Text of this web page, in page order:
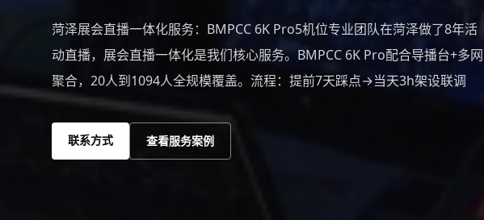
菏泽展会直播一体化服务：BMPCC 6K Pro5机位专业团队在菏泽做了8年活
动直播，展会直播一体化是我们核心服务。BMPCC 6K Pro配合导播台+多网
聚合，20人到1094人全规模覆盖。流程：提前7天踩点→当天3h架设联调
联系方式 查看服务案例